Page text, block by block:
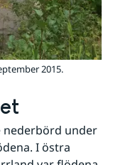
2015.
nederbörd under
I östra